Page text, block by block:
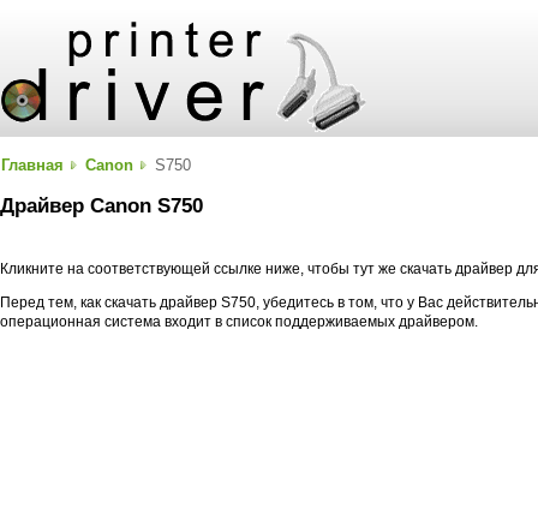
Главная Canon S750
Драйвер Canon S750
Кликните на соответствующей ссылке ниже, чтобы тут же скачать драйвер
Перед тем, как скачать драйвер S750, убедитесь в том, что у Вас
операционная система входит в список поддерживаемых драйвером.